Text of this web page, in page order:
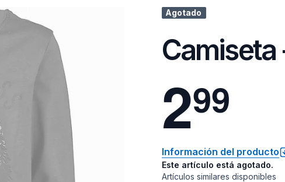
Agotado
Camiseta
299
Información del producto
Este artículo está agotado.
Artículos similares disponibles